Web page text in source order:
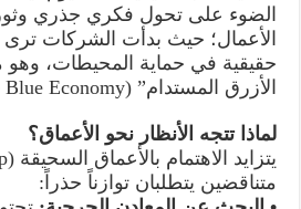
الضوء على تحول فكري جذري
الأعمال؛ حيث بدأت الشركات ترى
حقيقية في حماية المحيطات، وهو
الأزرق المستدام” (Sustainable Blue Economy).
لماذا تتجه الأنظار نحو الأعماق؟
متناقضين يتطلبان توازناً حذراً: